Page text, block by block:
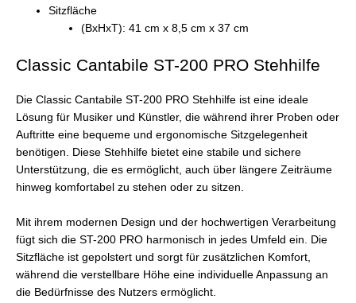
Sitzfläche
(BxHxT): 41 cm x 8,5 cm x 37 cm
Classic Cantabile ST-200 PRO Stehhilfe
Die Classic Cantabile ST-200 PRO Stehhilfe ist eine ideale
Lösung für Musiker und Künstler, die während ihrer Proben oder
Auftritte eine bequeme und ergonomische Sitzgelegenheit
benötigen. Diese Stehhilfe bietet eine stabile und sichere
Unterstützung, die es ermöglicht, auch über längere Zeiträume
hinweg komfortabel zu stehen oder zu sitzen.
Mit ihrem modernen Design und der hochwertigen Verarbeitung
fügt sich die ST-200 PRO harmonisch in jedes Umfeld ein. Die
Sitzfläche ist gepolstert und sorgt für zusätzlichen Komfort,
während die verstellbare Höhe eine individuelle Anpassung an
die Bedürfnisse des Nutzers ermöglicht.